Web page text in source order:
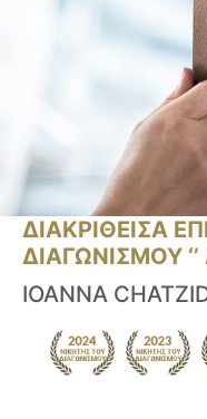
ΔΙΑΚΡΙΘΕΙΣΑ
ΔΙΑΓΩΝΙΣΜΟΥ ‘’
IOANNA